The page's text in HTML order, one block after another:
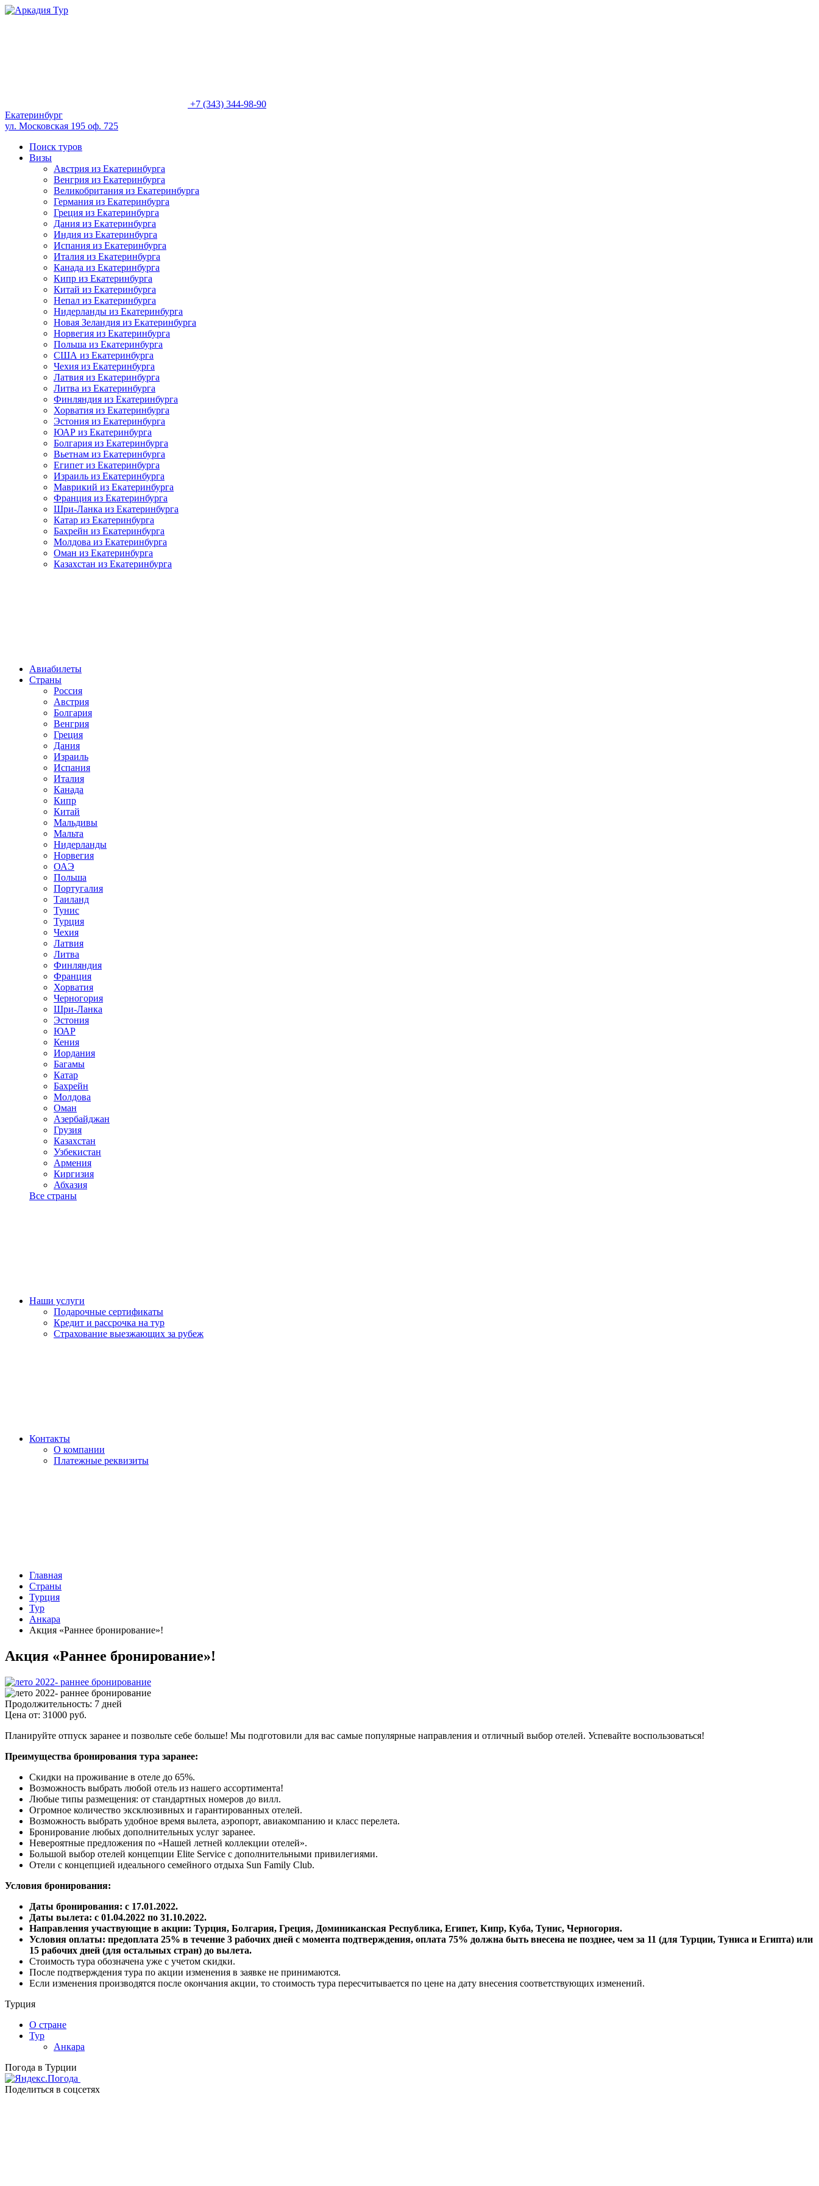
+7 (343) 344-98-90
Екатеринбург
ул. Московская 195 оф. 725
Поиск туров
Визы
Австрия из Екатеринбурга
Венгрия из Екатеринбурга
Великобритания из Екатеринбурга
Германия из Екатеринбурга
Греция из Екатеринбурга
Дания из Екатеринбурга
Индия из Екатеринбурга
Испания из Екатеринбурга
Италия из Екатеринбурга
Канада из Екатеринбурга
Кипр из Екатеринбурга
Китай из Екатеринбурга
Непал из Екатеринбурга
Нидерланды из Екатеринбурга
Новая Зеландия из Екатеринбурга
Норвегия из Екатеринбурга
Польша из Екатеринбурга
США из Екатеринбурга
Чехия из Екатеринбурга
Латвия из Екатеринбурга
Литва из Екатеринбурга
Финляндия из Екатеринбурга
Хорватия из Екатеринбурга
Эстония из Екатеринбурга
ЮАР из Екатеринбурга
Болгария из Екатеринбурга
Вьетнам из Екатеринбурга
Египет из Екатеринбурга
Израиль из Екатеринбурга
Маврикий из Екатеринбурга
Франция из Екатеринбурга
Шри-Ланка из Екатеринбурга
Катар из Екатеринбурга
Бахрейн из Екатеринбурга
Молдова из Екатеринбурга
Оман из Екатеринбурга
Казахстан из Екатеринбурга
Авиабилеты
Страны
Россия
Австрия
Болгария
Венгрия
Греция
Дания
Израиль
Испания
Италия
Канада
Кипр
Китай
Мальдивы
Мальта
Нидерланды
Норвегия
ОАЭ
Польша
Португалия
Таиланд
Тунис
Турция
Чехия
Латвия
Литва
Финляндия
Франция
Хорватия
Черногория
Шри-Ланка
Эстония
ЮАР
Кения
Иордания
Багамы
Катар
Бахрейн
Молдова
Оман
Азербайджан
Грузия
Казахстан
Узбекистан
Армения
Киргизия
Абхазия
Все страны
Наши услуги
Подарочные сертификаты
Кредит и рассрочка на тур
Страхование выезжающих за рубеж
Контакты
О компании
Платежные реквизиты
Главная
Страны
Турция
Тур
Анкара
Акция «Раннее бронирование»!
Акция «Раннее бронирование»!
Продолжительность: 7 дней
Цена от: 31000 руб.
Планируйте отпуск заранее и позвольте себе больше! Мы подготовили для вас самые популярные направления и отличный выбор отелей. Успевайте воспользоваться!
Преимущества бронирования тура заранее:
Скидки на проживание в отеле до 65%.
Возможность выбрать любой отель из нашего ассортимента!
Любые типы размещения: от стандартных номеров до вилл.
Огромное количество эксклюзивных и гарантированных отелей.
Возможность выбрать удобное время вылета, аэропорт, авиакомпанию и класс перелета.
Бронирование любых дополнительных услуг заранее.
Невероятные предложения по «Нашей летней коллекции отелей».
Большой выбор отелей концепции Elite Service с дополнительными привилегиями.
Отели с концепцией идеального семейного отдыха Sun Family Club.
Условия бронирования:
Даты бронирования: с 17.01.2022.
Даты вылета: с 01.04.2022 по 31.10.2022.
Направления участвующие в акции: Турция, Болгария, Греция, Доминиканская Республика, Египет, Кипр, Куба, Тунис, Черногория.
Условия оплаты: предоплата 25% в течение 3 рабочих дней с момента подтверждения, оплата 75% должна быть внесена не позднее, чем за 11 (для Турции, Туниса и Египта) или
15 рабочих дней (для остальных стран) до вылета.
Стоимость тура обозначена уже с учетом скидки.
После подтверждения тура по акции изменения в заявке не принимаются.
Если изменения производятся после окончания акции, то стоимость тура пересчитывается по цене на дату внесения соответствующих изменений.
Турция
О стране
Тур
Анкара
Погода в Турции
Поделиться в соцсетях